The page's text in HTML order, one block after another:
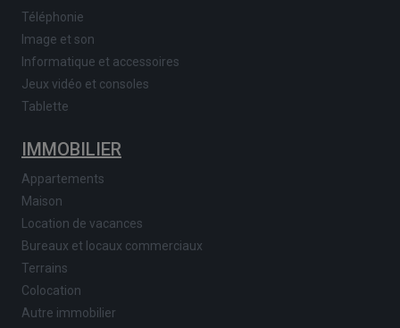
Téléphonie
Image et son
Informatique et accessoires
Jeux vidéo et consoles
Tablette
IMMOBILIER
Appartements
Maison
Location de vacances
Bureaux et locaux commerciaux
Terrains
Colocation
Autre immobilier